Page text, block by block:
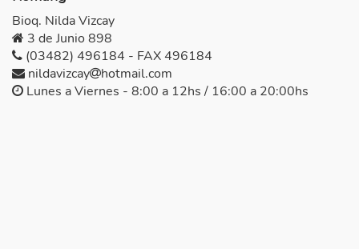
Bioq. Nilda Vizcay
3 de Junio 898
(03482) 496184 - FAX 496184
nildavizcay
hotmail.com
Lunes a Viernes - 8:00 a 12hs / 16:00 a 20:00hs